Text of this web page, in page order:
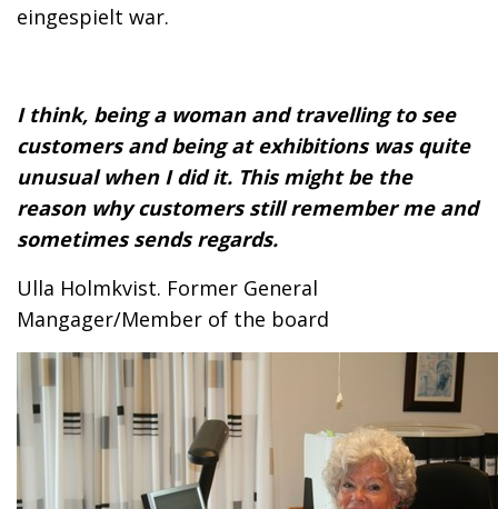
eingespielt war.
I think, being a woman and travelling to see
customers and being at exhibitions was quite
unusual when I did it. This might be the
reason why customers still remember me and
sometimes sends regards.
Ulla Holmkvist. Former General
Mangager/Member of the board